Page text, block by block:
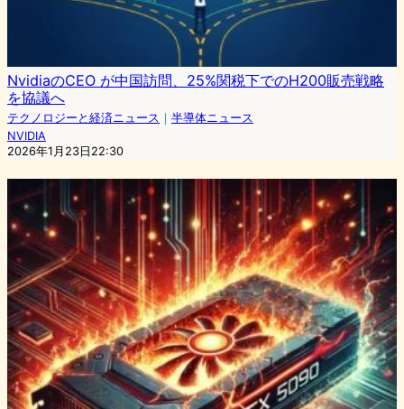
NvidiaのCEO が中国訪問、25%関税下でのH200販売戦略
を協議へ
テクノロジーと経済ニュース ｜ 半導体ニュース
NVIDIA
2026年1月23日22:30